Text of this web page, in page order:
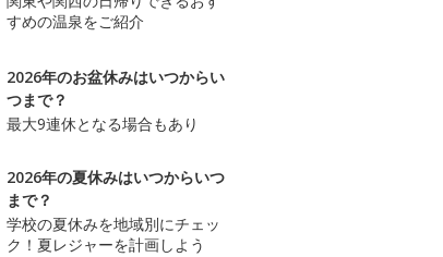
すめの温泉をご紹介
2026年のお盆休みはいつからい
つまで？
最大9連休となる場合もあり
2026年の夏休みはいつからいつ
まで？
学校の夏休みを地域別にチェッ
ク！夏レジャーを計画しよう